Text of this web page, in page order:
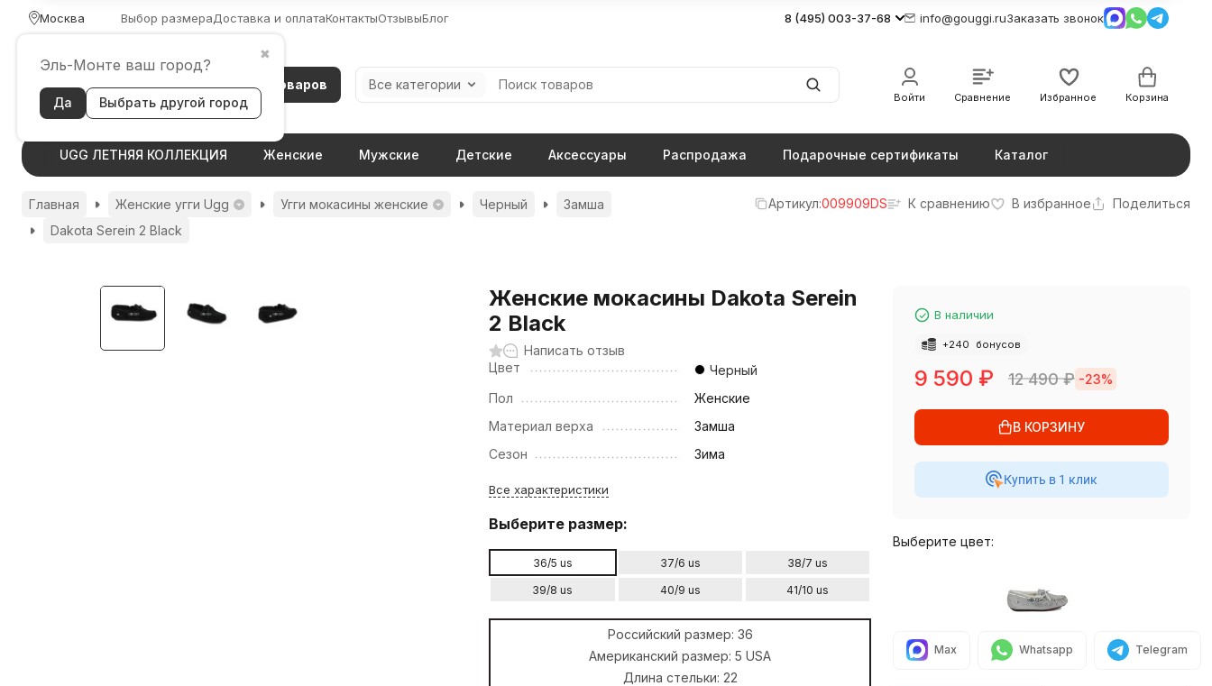
Москва
✖
Эль-Монте ваш город?
Да Выбрать другой город
Выбор размераДоставка и оплатаКонтактыОтзывыБлог 8 (495) 003-37-68 info@gouggi.ruЗаказать звонок
Каталог товаров Все категории
Войти Сравнение Избранное Корзина
UGG ЛЕТНЯЯ КОЛЛЕКЦИЯ Женские Мужские Детские Аксессуары Распродажа Подарочные сертификаты Каталог
Главная Женские угги Ugg Угги мокасины женские Черный
Замша
Dakota Serein 2 Black
Артикул:009909DS К сравнению В избранное Поделиться
Женские мокасины Dakota Serein
2 Black
Написать отзыв
Цвет
Черный
Пол
Женские
Материал верха
Замша
Сезон
Зима
Все характеристики
Выберите размер:
36/5 us 37/6 us
38/7 us
39/8 us
40/9 us 41/10 us
Российский размер: 36
Американский размер:5 USA
Длина стельки: 22
В наличии
+240 бонусов
9 590 ₽ 12 490₽ -23%
В КОРЗИНУ
Купить в 1 клик
Выберите цвет:
Max Whatsapp Telegram